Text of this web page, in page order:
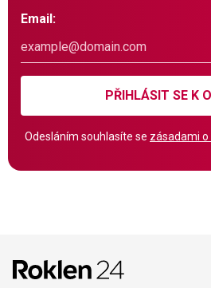
Email:
PŘIHLÁSIT SE K
Odesláním souhlasíte se zásadami o